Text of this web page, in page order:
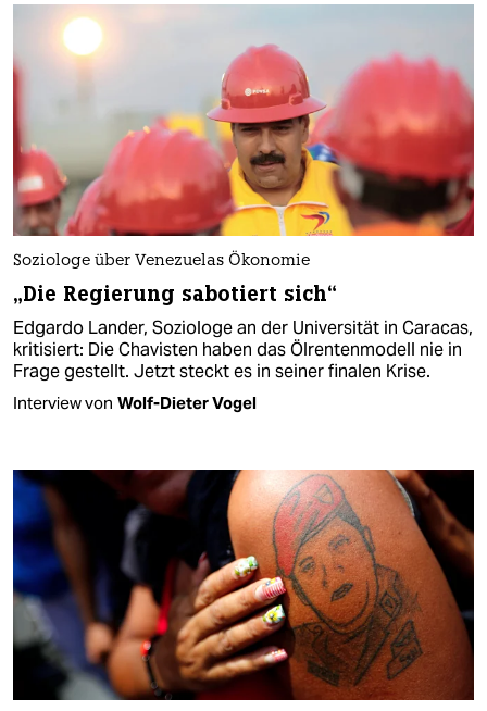
Soziologe über Venezuelas Ökonomie
„Die Regierung sabotiert sich“
Edgardo Lander, Soziologe an der Universität in Caracas,
kritisiert: Die Chavisten haben das Ölrentenmodell nie in
Frage gestellt. Jetzt steckt es in seiner finalen Krise.
Interview von Wolf-Dieter Vogel